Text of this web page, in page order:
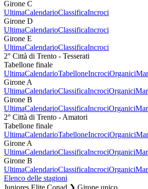
Girone C
UltimaCalendarioClassificaIncroci
Girone D
UltimaCalendarioClassificaIncroci
Girone E
UltimaCalendarioClassificaIncroci
2° Città di Trento - Tesserati
Tabellone finale
UltimaCalendarioTabelloneIncrociOrganici
Girone A
UltimaCalendarioClassificaIncrociOrganici
Girone B
UltimaCalendarioClassificaIncrociOrganici
2° Città di Trento - Amatori
Tabellone finale
UltimaCalendarioTabelloneIncrociOrganici
Girone A
UltimaCalendarioClassificaIncrociOrganici
Girone B
UltimaCalendarioClassificaIncrociOrganici
Elenco delle stagioni
Juniores Elite Conad ❯ Girone unico